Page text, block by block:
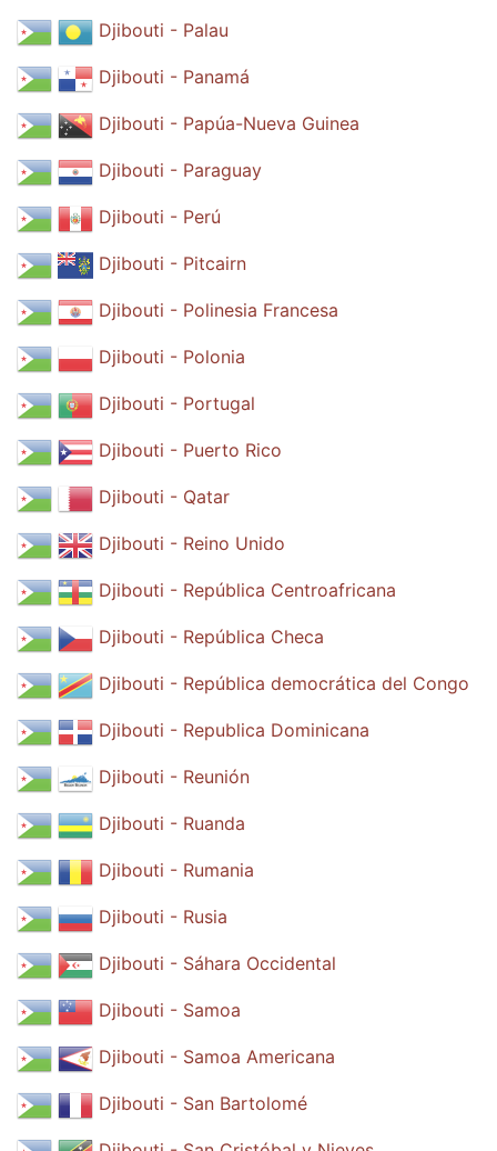
Djibouti - Palau
Djibouti - Panamá
Djibouti - Papúa-Nueva Guinea
Djibouti - Paraguay
Djibouti - Perú
Djibouti - Pitcairn
Djibouti - Polinesia Francesa
Djibouti - Polonia
Djibouti - Portugal
Djibouti - Puerto Rico
Djibouti - Qatar
Djibouti - Reino Unido
Djibouti - República Centroafricana
Djibouti - República Checa
Djibouti - República democrática del Congo
Djibouti - Republica Dominicana
Djibouti - Reunión
Djibouti - Ruanda
Djibouti - Rumania
Djibouti - Rusia
Djibouti - Sáhara Occidental
Djibouti - Samoa
Djibouti - Samoa Americana
Djibouti - San Bartolomé